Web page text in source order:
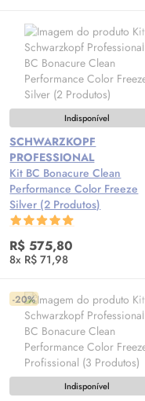
Indisponível
SCHWARZKOPF
PROFESSIONAL
Kit BC Bonacure Clean
Performance Color Freeze
Silver (2 Produtos)
R$ 575,80
8x R$ 71,98
-20%
Indisponível